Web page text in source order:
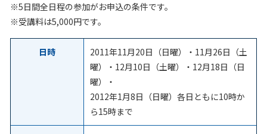
※5日間全日程の参加がお申込の条件です。
※受講料は5,000円です。
日時
2011年11月20日（日曜）・11月26日（土
曜）・12月10日（土曜）・12月18日（日
曜）・
2012年1月8日（日曜）各日ともに10時か
ら15時まで